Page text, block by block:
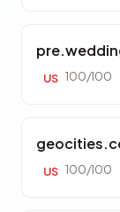
US 100/100
US 100/100